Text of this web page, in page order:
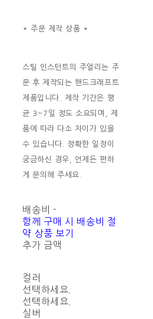
* 주문 제작 상품 *
스틸 인스턴트의 주얼리는 주
문 후 제작되는 핸드크래프트
제품입니다. 제작 기간은 평
균 3~7일 정도 소요되며, 제
품에 따라 다소 차이가 있을
수 있습니다. 정확한 일정이
궁금하신 경우, 언제든 편하
게 문의해 주세요.
배송비 -
함께 구매 시 배송비 절
약 상품 보기
추가 금액
컬러
선택하세요.
선택하세요.
실버